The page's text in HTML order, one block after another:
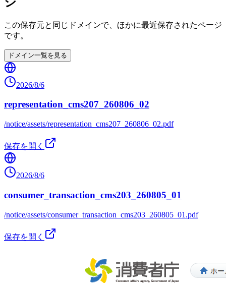
この保存元と同じドメインで、ほかに最近保存されたページ
です。
ドメイン一覧を見る
2026/8/6
representation_cms207_260806_02
/notice/assets/representation_cms207_260806_02.pdf
保存を開く
2026/8/6
consumer_transaction_cms203_260805_01
/notice/assets/consumer_transaction_cms203_260805_01.pdf
保存を開く